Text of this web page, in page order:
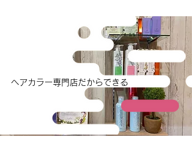
ヘアカラー専門店だからできる